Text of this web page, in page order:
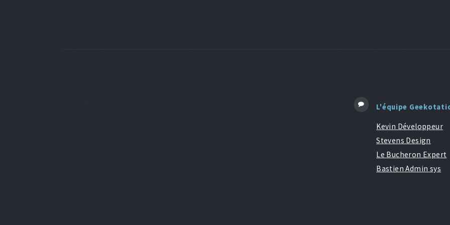
L'équipe
Kevin Développeur
Stevens Design
Le Bucheron Expert
Bastien Admin sys